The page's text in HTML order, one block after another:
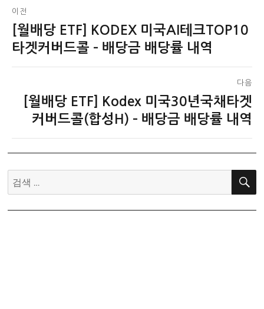
글
탐
색
이전
이
전
[월배당 ETF] KODEX 미국AI테크TOP10
타겟커버드콜 – 배당금 배당률 내역
다음
[월배당 ETF] Kodex 미국30년국채타겟
커버드콜(합성H) – 배당금 배당률 내역
검
색:
검